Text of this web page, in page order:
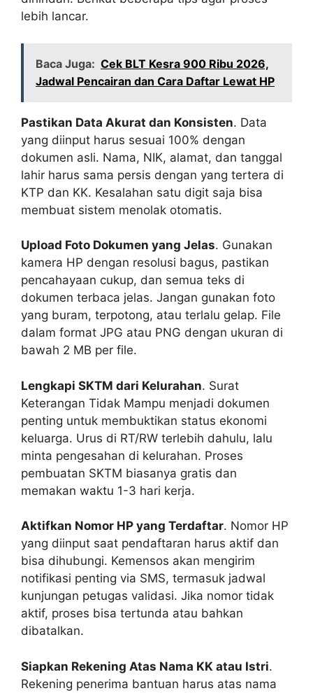
lebih lancar.
Baca Juga: Cek BLT Kesra 900 Ribu 2026,
Jadwal Pencairan dan Cara Daftar Lewat HP
Pastikan Data Akurat dan Konsisten. Data
yang diinput harus sesuai 100% dengan
dokumen asli. Nama, NIK, alamat, dan tanggal
lahir harus sama persis dengan yang tertera di
KTP dan KK. Kesalahan satu digit saja bisa
membuat sistem menolak otomatis.
Upload Foto Dokumen yang Jelas. Gunakan
kamera HP dengan resolusi bagus, pastikan
pencahayaan cukup, dan semua teks di
dokumen terbaca jelas. Jangan gunakan foto
yang buram, terpotong, atau terlalu gelap. File
dalam format JPG atau PNG dengan ukuran di
bawah 2 MB per file.
Lengkapi SKTM dari Kelurahan. Surat
Keterangan Tidak Mampu menjadi dokumen
penting untuk membuktikan status ekonomi
keluarga. Urus di RT/RW terlebih dahulu, lalu
minta pengesahan di kelurahan. Proses
pembuatan SKTM biasanya gratis dan
memakan waktu 1-3 hari kerja.
Aktifkan Nomor HP yang Terdaftar. Nomor HP
yang diinput saat pendaftaran harus aktif dan
bisa dihubungi. Kemensos akan mengirim
notifikasi penting via SMS, termasuk jadwal
kunjungan petugas validasi. Jika nomor tidak
aktif, proses bisa tertunda atau bahkan
dibatalkan.
Siapkan Rekening Atas Nama KK atau Istri.
Rekening penerima bantuan harus atas nama